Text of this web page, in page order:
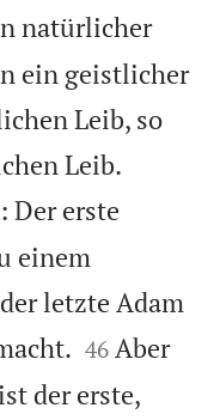
natürlicher
ein geistlicher
Leib, so
Leib.
Der erste
einem
letzte Adam


46 Aber
der erste,